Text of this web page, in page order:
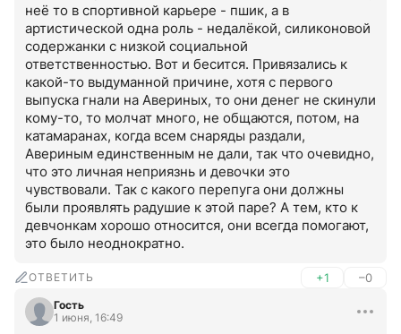
неё то в спортивной карьере - пшик, а в
артистической одна роль - недалёкой, силиконовой
содержанки с низкой социальной
ответственностью. Вот и бесится. Привязались к
какой-то выдуманной причине, хотя с первого
выпуска гнали на Авериных, то они денег не скинули
кому-то, то молчат много, не общаются, потом, на
катамаранах, когда всем снаряды раздали,
Авериным единственным не дали, так что очевидно,
что это личная неприязнь и девочки это
чувствовали. Так с какого перепуга они должны
были проявлять радушие к этой паре? А тем, кто к
девчонкам хорошо относится, они всегда помогают,
это было неоднократно.
ОТВЕТИТЬ +1 –0
Гость
1 июня, 16:49